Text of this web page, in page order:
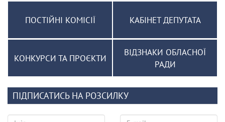
ПОСТІЙНІ КОМІСІЇ КАБІНЕТ ДЕПУТАТА
КОНКУРСИ ТА ПРОЄКТИ
ВІДЗНАКИ ОБЛАСНОЇ
РАДИ
ПІДПИСАТИСЬ НА РОЗСИЛКУ